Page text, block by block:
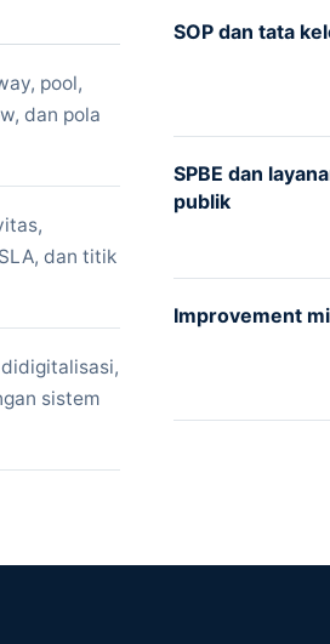
pool,
dan pola
dan titik
sistem
SOP dan tata
SPBE dan
publik
Improvement